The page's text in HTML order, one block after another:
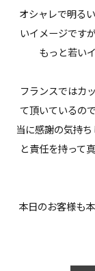
オシャレで明る
いイメージです
もっと若い
フランスではカ
て頂いているの
当に感謝の気持
と責任を持って
本日のお客様も